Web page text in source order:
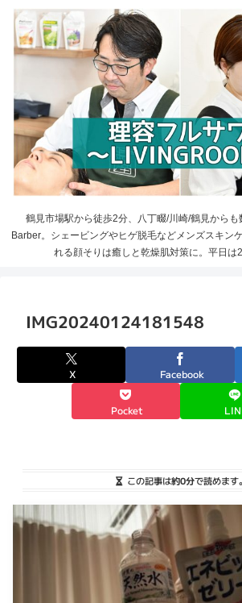
鶴見市場駅から徒歩2分、八丁畷/川崎/鶴見から
Barber。シェービングやヒゲ脱毛などメンズスキン
れる顔そりは癒しと乾燥肌対策に。平日は
IMG20240124181548
X Facebook
Pocket
この記事は約0分で読めます。